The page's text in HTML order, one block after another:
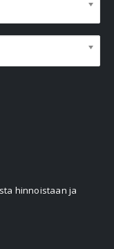
hinnoistaan ja